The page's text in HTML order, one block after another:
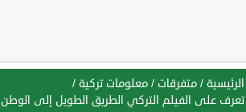
الرئيسية / متفرقات / معلومات تركية /
تعرف على الفيلم التركي الطريق الطويل إلى الوطن Eve D?nü? Sar?kam?? 1915